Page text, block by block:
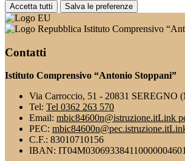
Accetta tutti Salva le preferenze
Istituto Comprensivo
Contatti
Istituto Comprensivo “Antonio Stoppani”
Via Carroccio, 51 - 20831 SEREGNO
Tel: Tel 0362 263 570
Email: mbic84600n@istruzione.itLink
PEC: mbic84600n@pec.istruzione.it
C.F.: 83010710156
IBAN: